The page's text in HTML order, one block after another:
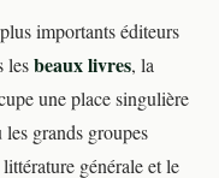
importants éditeurs
lesbeaux livres, la
une place singulière
grands groupes
générale et le